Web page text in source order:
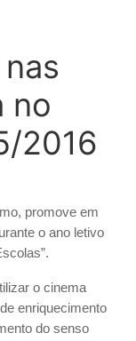
no
2016
promove em
o ano letivo
o cinema
enriquecimento
do senso